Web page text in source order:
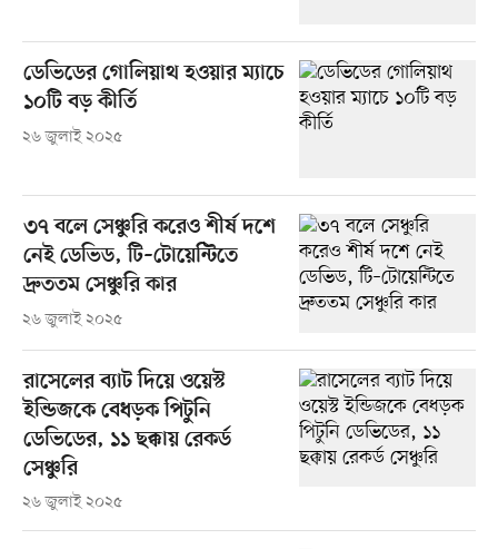
ডেভিডের গোলিয়াথ হওয়ার ম্যাচে
১০টি বড় কীর্তি
২৬ জুলাই ২০২৫
৩৭ বলে সেঞ্চুরি করেও শীর্ষ দশে
নেই ডেভিড, টি–টোয়েন্টিতে
দ্রুততম সেঞ্চুরি কার
২৬ জুলাই ২০২৫
রাসেলের ব্যাট দিয়ে ওয়েস্ট
ইন্ডিজকে বেধড়ক পিটুনি
ডেভিডের, ১১ ছক্কায় রেকর্ড
সেঞ্চুরি
২৬ জুলাই ২০২৫